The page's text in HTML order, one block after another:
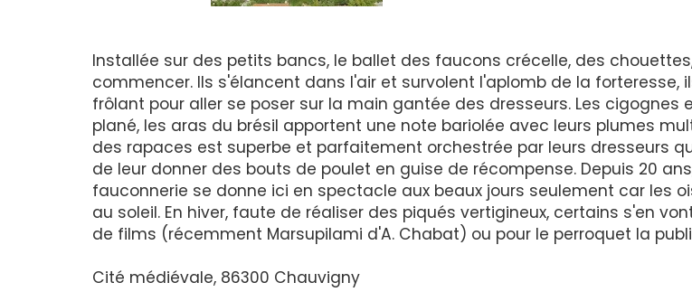
Installée sur des petits bancs, le ballet des faucons crécelle, des
commencer. Ils s'élancent dans l'air et survolent l'aplomb de la forteresse,
frôlant pour aller se poser sur la main gantée des dresseurs. Les cigognes
plané, les aras du brésil apportent une note bariolée avec leurs plumes
des rapaces est superbe et parfaitement orchestrée par leurs dresseurs
de leur donner des bouts de poulet en guise de récompense. Depuis 20
fauconnerie se donne ici en spectacle aux beaux jours seulement car les
au soleil. En hiver, faute de réaliser des piqués vertigineux, certains s'en
de films (récemment Marsupilami d'A. Chabat) ou pour le perroquet la
Cité médiévale, 86300 Chauvigny